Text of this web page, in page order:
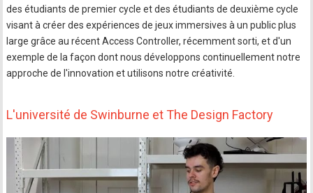
des étudiants de premier cycle et des étudiants de deuxième cycle
visant à créer des expériences de jeux immersives à un public plus
large grâce au récent Access Controller, récemment sorti, et d'un
exemple de la façon dont nous développons continuellement notre
approche de l'innovation et utilisons notre créativité.
L'université de Swinburne et The Design Factory